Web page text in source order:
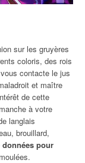
sur les gruyères
coloris, des rois
contacte le jus
et maître
de cette
à votre
langlais
brouillard,
données pour